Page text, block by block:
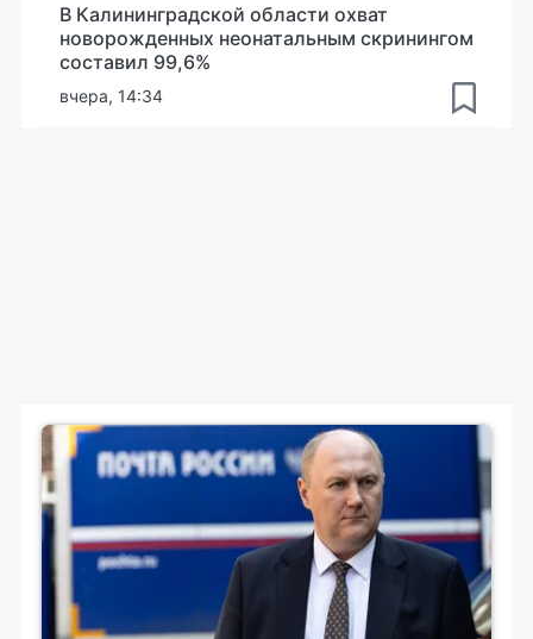
В Калининградской области охват
новорожденных неонатальным скринингом
составил 99,6%
вчера, 14:34